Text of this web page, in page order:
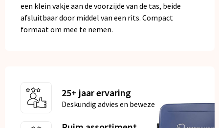
een klein vakje aan de voorzijde van de tas, beide
afsluitbaar door middel van een rits. Compact
formaat om mee te nemen.
25+ jaar ervaring
Deskundig advies en bewezen kwaliteit